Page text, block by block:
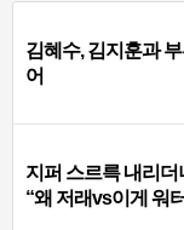
김혜수, 김지훈과
어
지퍼 스르륵 내리
“왜 저래vs이게 워